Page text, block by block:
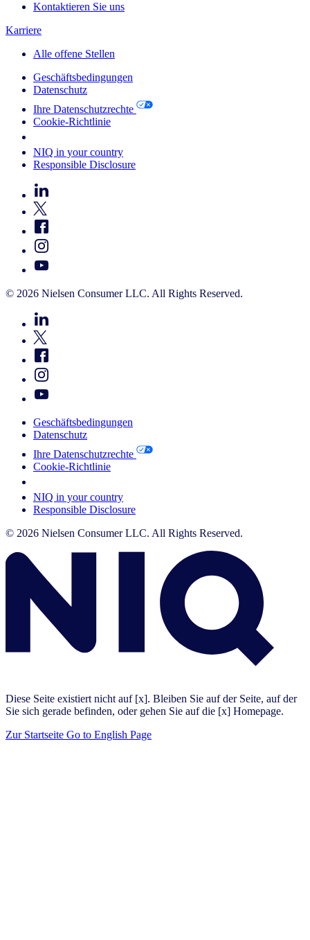
Kontaktieren Sie uns
Karriere
Alle offene Stellen
Geschäftsbedingungen
Datenschutz
Ihre Datenschutzrechte
Cookie-Richtlinie
NIQ in your country
Responsible Disclosure
© 2026 Nielsen Consumer LLC. All Rights Reserved.
Geschäftsbedingungen
Datenschutz
Ihre Datenschutzrechte
Cookie-Richtlinie
NIQ in your country
Responsible Disclosure
© 2026 Nielsen Consumer LLC. All Rights Reserved.
Diese Seite existiert nicht auf [x]. Bleiben Sie auf der Seite, auf der
Sie sich gerade befinden, oder gehen Sie auf die [x] Homepage.
Zur Startseite Go to English Page